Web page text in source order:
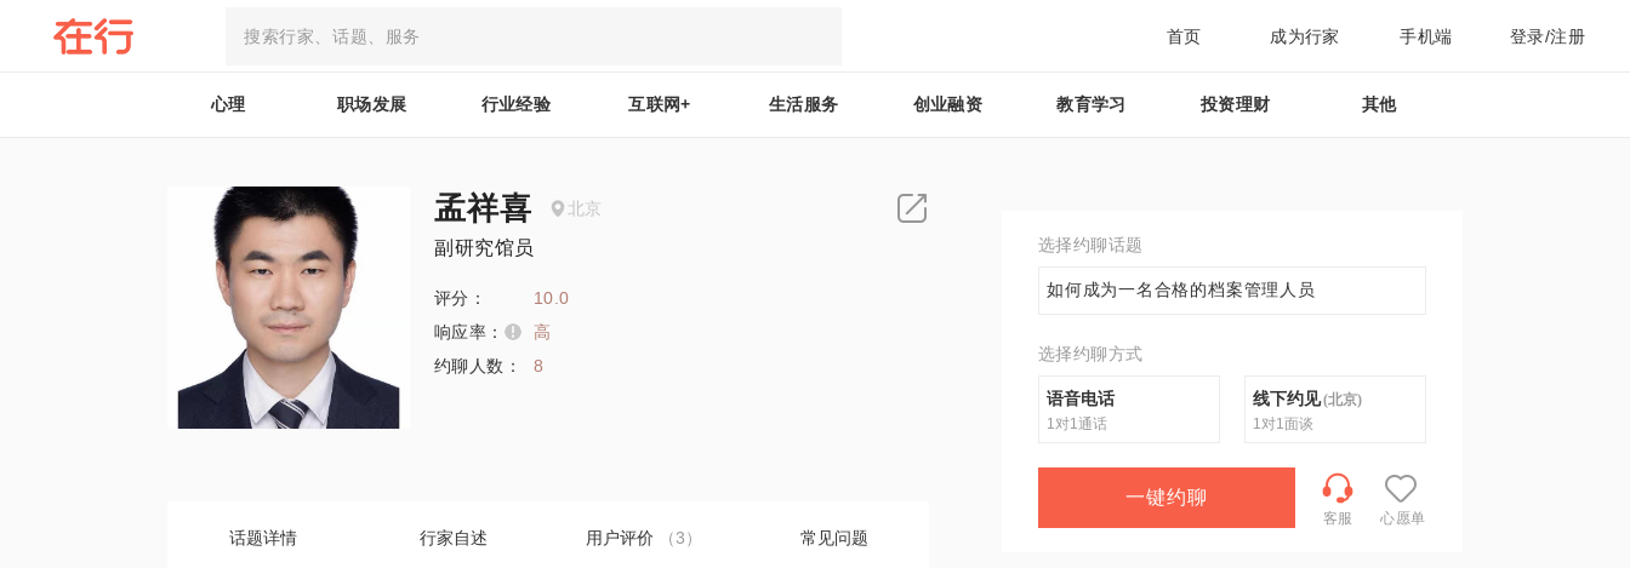
首页 成为行家 手机端 登录/注册
心理 职场发展 行业经验 互联网+ 生活服务 创业融资 教育学习 投资理财 其他
孟祥喜 北京
副研究馆员
评分：
10.0
响应率：
高
约聊人数：
8
话题详情 行家自述 用户评价 （3） 常见问题
选择约聊话题
如何成为一名合格的档案管理人员
选择约聊方式
语音电话
1对1通话
线下约见(北京)
1对1面谈
一键约聊
客服 心愿单